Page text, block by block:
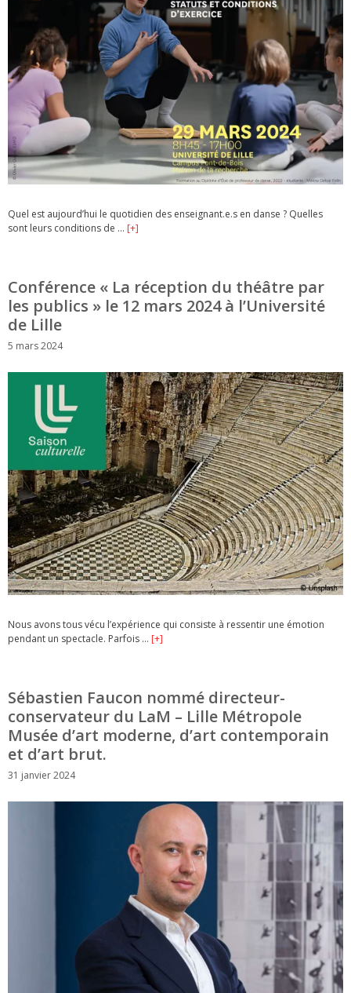
Quel est aujourd’hui le quotidien des enseignant.e.s en danse ? Quelles
sont leurs conditions de … [+]
Conférence « La réception du théâtre par
les publics » le 12 mars 2024 à l’Université
de Lille
5 mars 2024
Nous avons tous vécu l’expérience qui consiste à ressentir une émotion
pendant un spectacle. Parfois … [+]
Sébastien Faucon nommé directeur-
conservateur du LaM – Lille Métropole
Musée d’art moderne, d’art contemporain
et d’art brut.
31 janvier 2024